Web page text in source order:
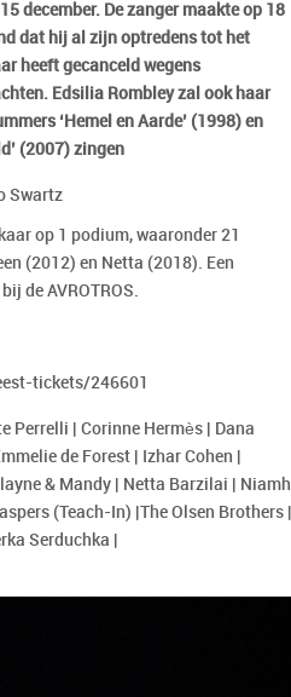
december. De zanger maakte op 18
dat hij al zijn optredens tot het
heeft gecanceld wegens
Edsilia Rombley zal ook haar
‘Hemel en Aarde’ (1998) en
(2007) zingen
Swartz
op 1 podium, waaronder 21
(2012) en Netta (2018). Een
de AVROTROS.
tickets/246601
Perrelli | Corinne Hermès | Dana
de Forest | Izhar Cohen |
& Mandy | Netta Barzilai | Niamh
(Teach-In) |The Olsen Brothers |
Serduchka |